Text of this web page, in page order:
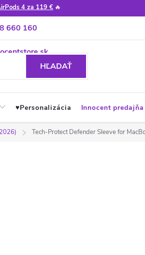
4 za 119 € 🔥
660 160
a tipy
HĽADAŤ
♥︎Personalizácia Innocent predajňa
Tech-Protect Defender Sleeve for